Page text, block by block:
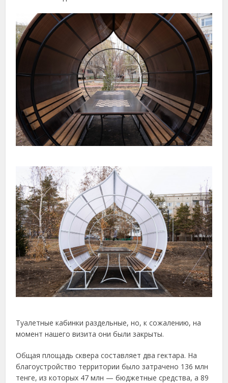
Туалетные кабинки раздельные, но, к сожалению, на
момент нашего визита они были закрыты.
Общая площадь сквера составляет два гектара. На
благоустройство территории было затрачено 136 млн
тенге, из которых 47 млн — бюджетные средства, а 89